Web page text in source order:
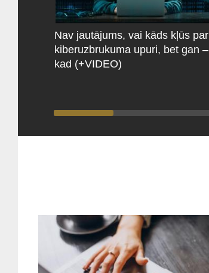
Nav jautājums, vai kāds kļūs par
kiberuzbrukuma upuri, bet gan –
kad (+VIDEO)